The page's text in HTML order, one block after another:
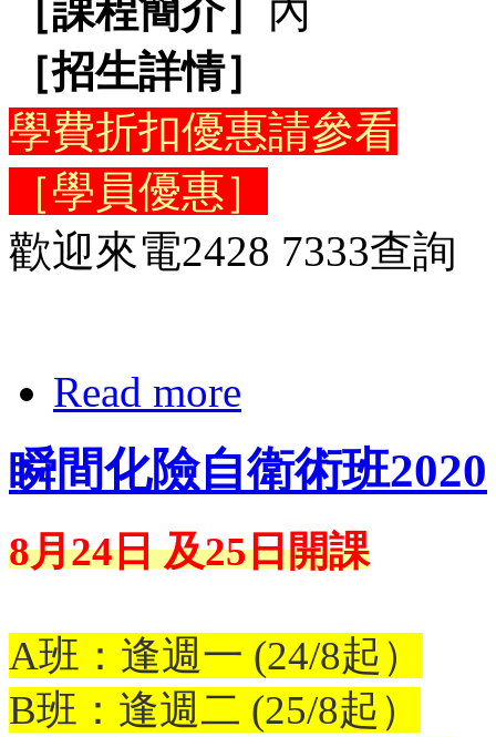
［課程簡介］ 內
［招生詳情］
學費折扣優惠請參看
［學員優惠］
歡迎來電2428 7333查詢
Read more
瞬間化險自衛術班2020
8月24日 及25日開課
A班：逢週一 (24/8起）
B班：逢週二 (25/8起）